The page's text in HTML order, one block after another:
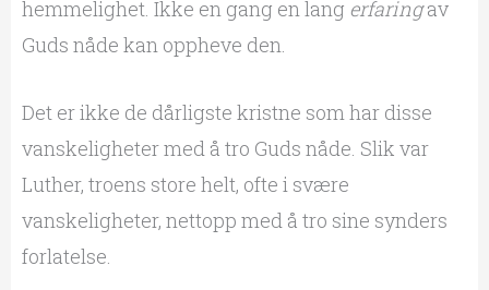
hemmelighet. Ikke en gang en lang erfaringav
Guds nåde kan oppheve den.
Det er ikke de dårligste kristne som har disse
vanskeligheter med å tro Guds nåde. Slik var
Luther, troens store helt, ofte i svære
vanskeligheter, nettopp med å tro sine synders
forlatelse.